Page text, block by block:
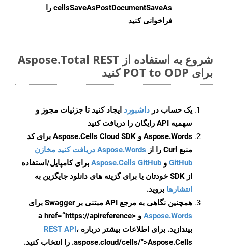
cellsSaveAsPostDocumentSaveAs را
فراخوانی کنید
شروع به استفاده از Aspose.Total REST
برای POT to ODP کنید
یک حساب در داشبورد ایجاد کنید تا جزئیات مجوز و
سهمیه API رایگان را دریافت کنید
Aspose.Words و Aspose.Cells Cloud SDK برای کد
منبع Curl را از
Aspose.Words دریافت کنید مخازن
GitHub و Aspose.Cells GitHub برای کامپایل/استفاده
از SDK خودتان یا برای گزینه های دانلود جایگزین به
انتشارها بروید.
همچنین نگاهی به مرجع API مبتنی بر Swagger برای
Aspose.Words
و <a href=“https://apireference
بیندازید. برای اطلاعات بیشتر درباره REST API،
.aspose.cloud/cells/">Aspose.Cells را انتخاب کنید.